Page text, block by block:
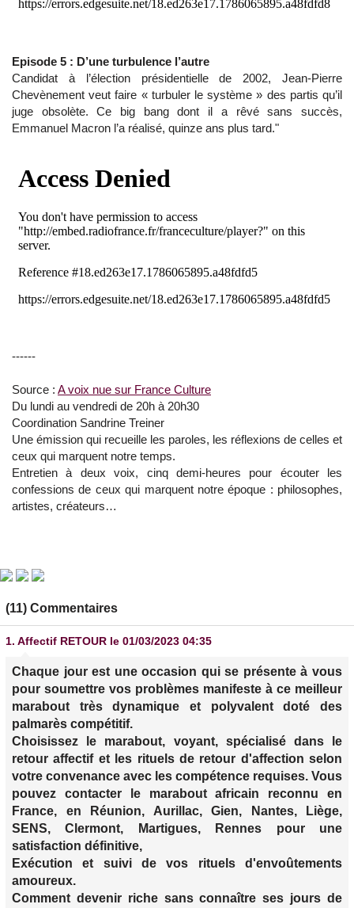
Episode 5 : D’une turbulence l’autre
Candidat à l’élection présidentielle de 2002, Jean-Pierre
Chevènement veut faire « turbuler le système » des partis qu’il
juge obsolète. Ce big bang dont il a rêvé sans succès,
Emmanuel Macron l’a réalisé, quinze ans plus tard."
------
Source : A voix nue sur France Culture
Du lundi au vendredi de 20h à 20h30
Coordination Sandrine Treiner
Une émission qui recueille les paroles, les réflexions de celles et
ceux qui marquent notre temps.
Entretien à deux voix, cinq demi-heures pour écouter les
confessions de ceux qui marquent notre époque : philosophes,
artistes, créateurs…
(11) Commentaires
1. Affectif RETOUR le 01/03/2023 04:35
Chaque jour est une occasion qui se présente à vous
pour soumettre vos problèmes manifeste à ce meilleur
marabout très dynamique et polyvalent doté des
palmarès compétitif.
Choisissez le marabout, voyant, spécialisé dans le
retour affectif et les rituels de retour d'affection selon
votre convenance avec les compétence requises. Vous
pouvez contacter le marabout africain reconnu en
France, en Réunion, Aurillac, Gien, Nantes, Liège,
SENS, Clermont, Martigues, Rennes pour une
satisfaction définitive,
Exécution et suivi de vos rituels d'envoûtements
amoureux.
Comment devenir riche sans connaître ses jours de